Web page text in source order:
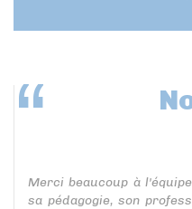
Merci beaucoup à
sa pédagogie, son